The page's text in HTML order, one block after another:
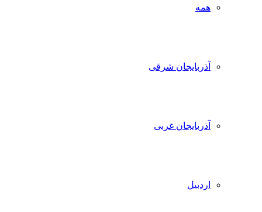
همه
آذربایجان شرقی
آذربایجان غربی
اردبیل